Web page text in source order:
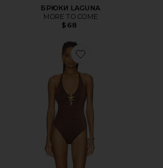
БРЮКИ LAGUNA
MORE TO COME
$68
Favorite СЛИТНЫЙ